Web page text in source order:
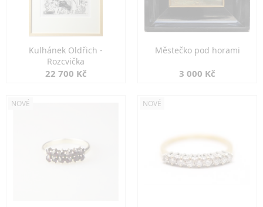
Kulhánek Oldřich -
Rozcvička
22 700 Kč
Městečko pod horami
3 000 Kč
NOVÉ NOVÉ